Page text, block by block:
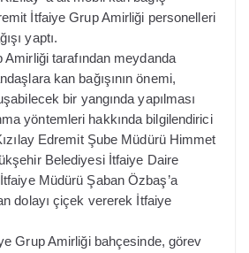
İtfaiye Grup Amirliği personelleri
yaptı.
tarafından meydanda
kan bağışının önemi,
bir yangında yapılması
yöntemleri hakkında bilgilendirici
Edremit Şube Müdürü Himmet
Belediyesi İtfaiye Daire
Müdürü Şaban Özbaş’a
dolayı çiçek vererek İtfaiye
Grup Amirliği bahçesinde, görev